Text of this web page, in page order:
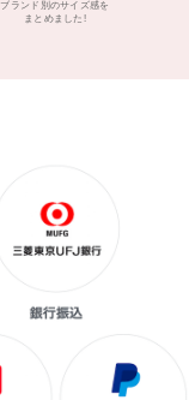
ブランド別のサイズ感を
まとめました!